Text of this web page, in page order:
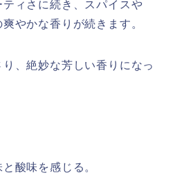
ィさに続き、スパイスや
やかな香りが続きます。
、絶妙な芳しい香りになっ
酸味を感じる。